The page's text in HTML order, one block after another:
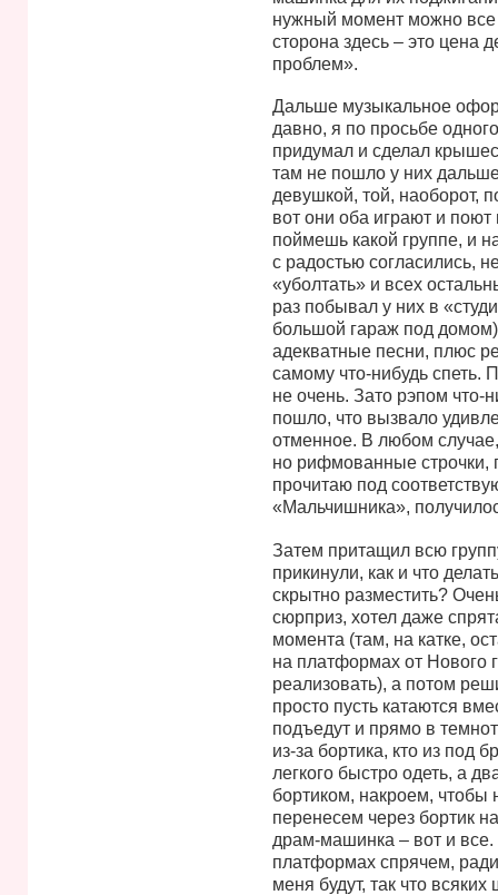
нужный момент можно все
сторона здесь – это цена
проблем».
Дальше музыкальное
давно, я по просьбе
придумал и сделал
там не пошло у них
девушкой, той, наоборот,
вот они оба играют и
поймешь какой группе, и
с радостью согласились,
«уболтать» и всех
раз побывал у них в
большой гараж под
адекватные песни, плюс
самому что-нибудь спеть.
не очень. Зато рэпом что-
пошло, что вызвало
отменное. В любом
но рифмованные строчки,
прочитаю под
«Мальчишника»,
Затем притащил всю
прикинули, как и что
скрытно разместить?
сюрприз, хотел даже
момента (там, на катке,
на платформах от Нового
реализовать), а потом
просто пусть катаются
подъедут и прямо в
из-за бортика, кто из под
легкого быстро одеть, а
бортиком, накроем, чтобы
перенесем через бортик
драм-машинка – вот и все.
платформах спрячем,
меня будут, так что